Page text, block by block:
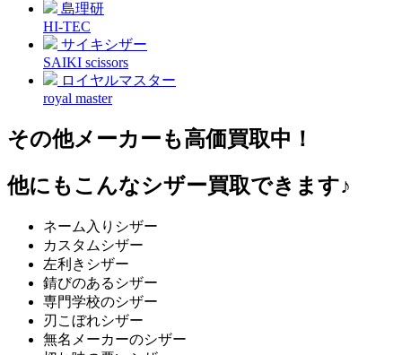
島理研
HI-TEC
サイキシザー
SAIKI scissors
ロイヤルマスター
royal master
その他メーカーも高価買取中！
他にもこんなシザー買取できます♪
ネーム入りシザー
カスタムシザー
左利きシザー
錆びのあるシザー
専門学校のシザー
刃こぼれシザー
無名メーカーのシザー